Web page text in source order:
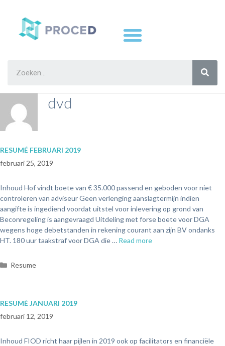
dvd
RESUMÉ FEBRUARI 2019
februari 25, 2019
Inhoud Hof vindt boete van € 35.000 passend en geboden voor niet
controleren van adviseur Geen verlenging aanslagtermijn indien
aangifte is ingediend voordat uitstel voor inlevering op grond van
Beconregeling is aangevraagd Uitdeling met forse boete voor DGA
wegens hoge debetstanden in rekening courant aan zijn BV ondanks
HT. 180 uur taakstraf voor DGA die … Read more
Resume
RESUMÉ JANUARI 2019
februari 12, 2019
Inhoud FIOD richt haar pijlen in 2019 ook op facilitators en financiële